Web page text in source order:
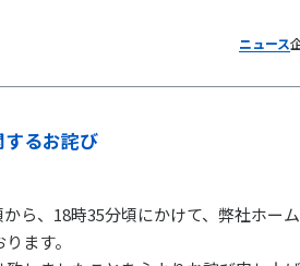
ニュース
るお詫び
ら、18時35分頃にかけて、弊社ホー
ます。